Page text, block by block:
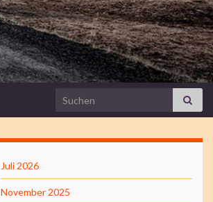
Search for:
Juli 2026
November 2025